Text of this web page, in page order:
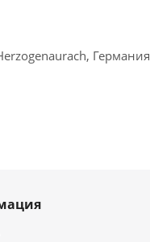
Германия